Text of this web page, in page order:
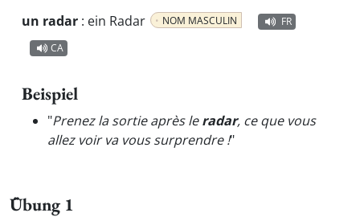
un radar : ein Radar NOM MASCULIN
FR
CA
Beispiel
"Prenez la sortie après leradar, ce que vous
allez voir va vous surprendre !"
Übung 1